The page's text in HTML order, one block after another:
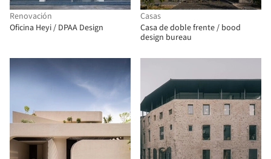
Renovación
Oficina Heyi / DPAA Design
Casas
Casa de doble frente / bood
design bureau